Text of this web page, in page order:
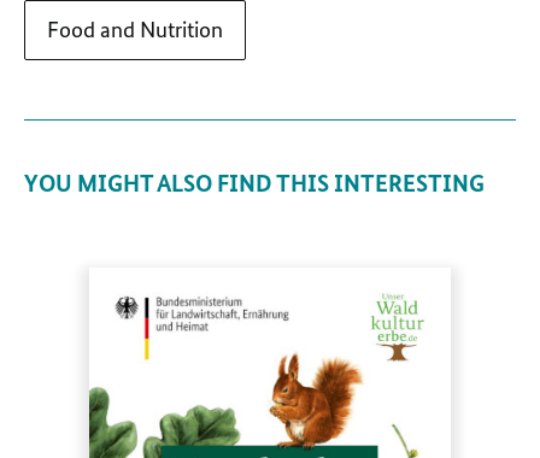
Food and Nutrition
YOU MIGHT ALSO FIND THIS INTERESTING